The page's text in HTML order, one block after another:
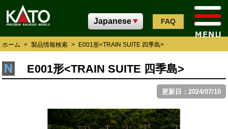
FAQ
ホーム > 製品情報検索 > E001形<TRAIN SUITE 四季島>
E001形<TRAIN SUITE 四季島>
更新日：2024/07/10